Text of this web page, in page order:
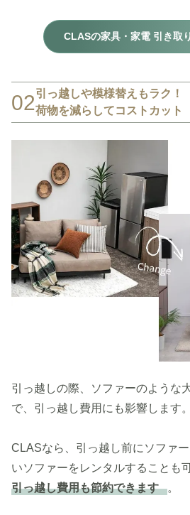
CLASの家具・家電 引き取
02引っ越しや模様替えもラク！
荷物を減らしてコストカット
引っ越しの際、ソファーのような
で、引っ越し費用にも影響します。
CLASなら、引っ越し前にソファ
いソファーをレンタルすることも
引っ越し費用も節約できます 。